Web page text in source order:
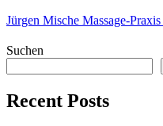
Jürgen Mische Massage-Praxis
Suchen
Recent Posts